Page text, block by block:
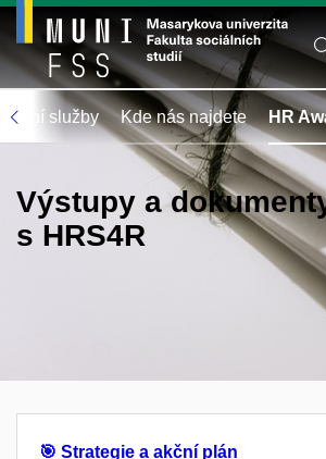
služby Kde nás najdete HR
Výstupy a
s HRS4R
🎯 Strategie a akční plán